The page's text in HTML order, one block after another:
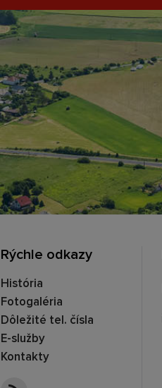
Rýchle odkazy
História
Fotogaléria
Dôležité tel. čísla
E-služby
Kontakty